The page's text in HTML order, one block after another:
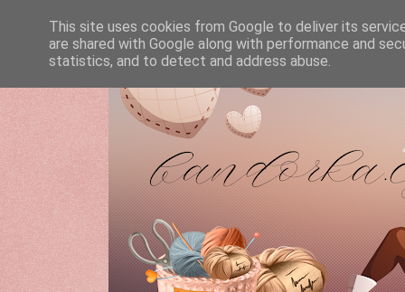
This site uses cookies from Google to deliver its
are shared with Google along with performance and
statistics, and to detect and address abuse.